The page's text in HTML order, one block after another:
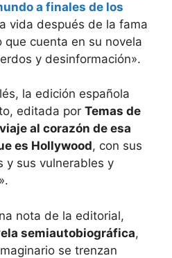
a finales de los
vida después de la fama
que cuenta en su novela
y desinformación».
la edición española
editada por Temas de
al corazón de esa
es Hollywood, con sus
y sus vulnerables y
nota de la editorial,
semiautobiográfica,
se trenzan